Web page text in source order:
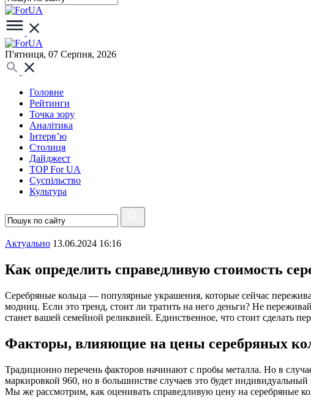
П'ятниця, 07 Серпня, 2026
Головне
Рейтинги
Точка зору
Аналітика
Інтерв’ю
Столиця
Дайджест
TOP For UA
Суспiльство
Культура
Актуально 13.06.2024 16:16
Как определить справедливую стоимость
Серебряные кольца — популярные украшения, которые сейчас
модниц. Если это тренд, стоит ли тратить на него деньги? Не
станет вашей семейной реликвией. Единственное, что стоит сделать
Факторы, влияющие на цены серебряных
Традиционно перечень факторов начинают с пробы металла. Но в
маркировкой 960, но в большинстве случаев это будет
Мы же рассмотрим, как оценивать справедливую цену на серебряные